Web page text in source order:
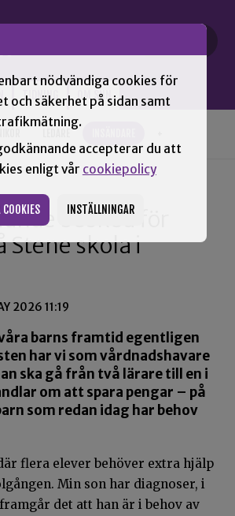
nödvändiga cookies för
och säkerhet på sidan samt
accepterar du att
enligt vår cookiepolicy
COOKIES INSTÄLLNINGAR
TIDNING OM SNN
besked för
Stene skola i
2026 11:19
barns framtid egentligen
har vi som vårdnadshavare
ska gå från två lärare till en i
om att spara pengar – på
som redan idag har behov
flera elever behöver extra hjälp
Min son har diagnoser, i
det att han är i behov av